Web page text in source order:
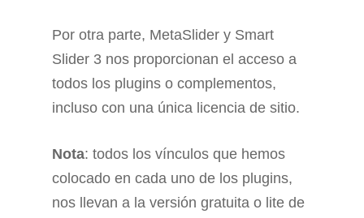
Por otra parte, MetaSlider y Smart
Slider 3 nos proporcionan el acceso a
todos los plugins o complementos,
incluso con una única licencia de sitio.
Nota: todos los vínculos que hemos
colocado en cada uno de los plugins,
nos llevan a la versión gratuita o lite de